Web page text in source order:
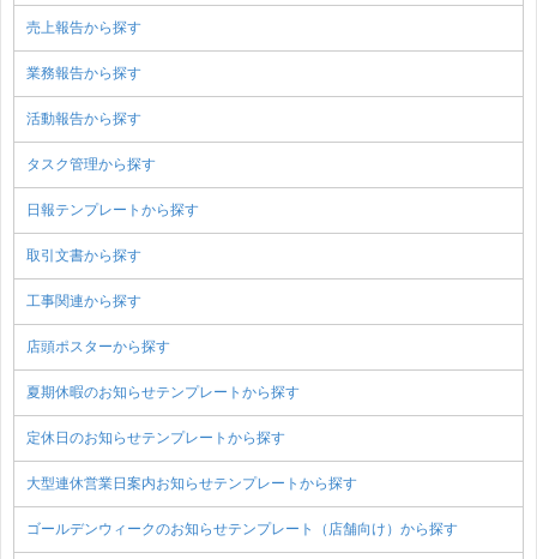
売上報告から探す
業務報告から探す
活動報告から探す
タスク管理から探す
日報テンプレートから探す
取引文書から探す
工事関連から探す
店頭ポスターから探す
夏期休暇のお知らせテンプレートから探す
定休日のお知らせテンプレートから探す
大型連休営業日案内お知らせテンプレートから探す
ゴールデンウィークのお知らせテンプレート（店舗向け）から探す